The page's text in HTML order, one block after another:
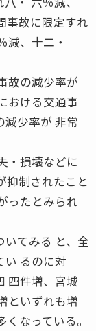
事故に限定すれ
減、十二・
故の減少率が
おける交通事
減少率が 非常
・損壊などに
抑制されたこと
ったとみられ
てみる と、全
い るのに対
四件増、宮城
といずれも増
なっている。